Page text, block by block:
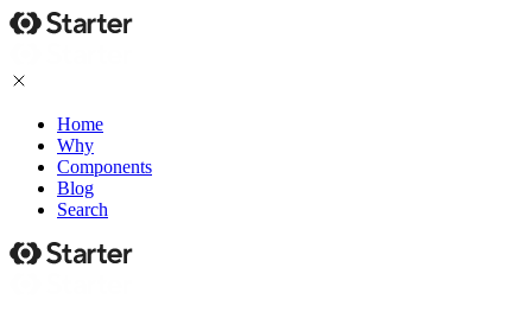
Home
Why
Components
Blog
Search